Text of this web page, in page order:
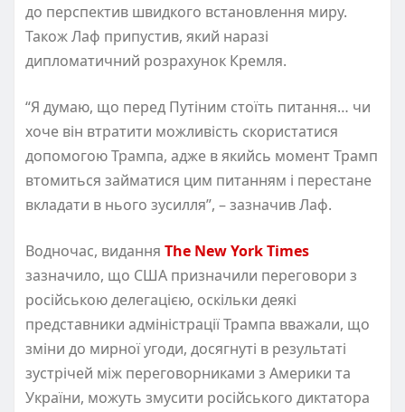
до перспектив швидкого встановлення миру.
Також Лаф припустив, який наразі
дипломатичний розрахунок Кремля.
“Я думаю, що перед Путіним стоїть питання… чи
хоче він втратити можливість скористатися
допомогою Трампа, адже в якийсь момент Трамп
втомиться займатися цим питанням і перестане
вкладати в нього зусилля”, – зазначив Лаф.
Водночас, видання The New York Times
зазначило, що США призначили переговори з
російською делегацією, оскільки деякі
представники адміністрації Трампа вважали, що
зміни до мирної угоди, досягнуті в результаті
зустрічей між переговорниками з Америки та
України, можуть змусити російського диктатора